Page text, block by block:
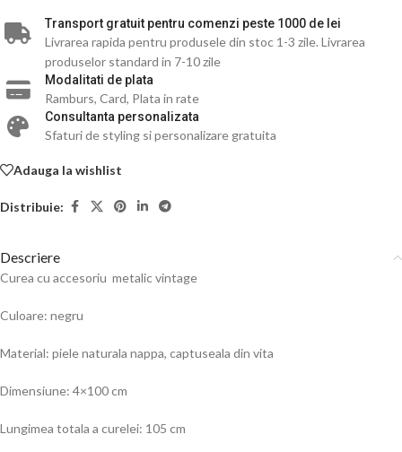
Transport gratuit pentru comenzi peste 1000 de lei
Livrarea rapida pentru produsele din stoc 1-3 zile. Livrarea
produselor standard in 7-10 zile
Modalitati de plata
Ramburs, Card, Plata in rate
Consultanta personalizata
Sfaturi de styling si personalizare gratuita
Adauga la wishlist
Distribuie:
Descriere
Curea cu accesoriu metalic vintage
Culoare: negru
Material: piele naturala nappa, captuseala din vita
Dimensiune: 4×100 cm
Lungimea totala a curelei: 105 cm